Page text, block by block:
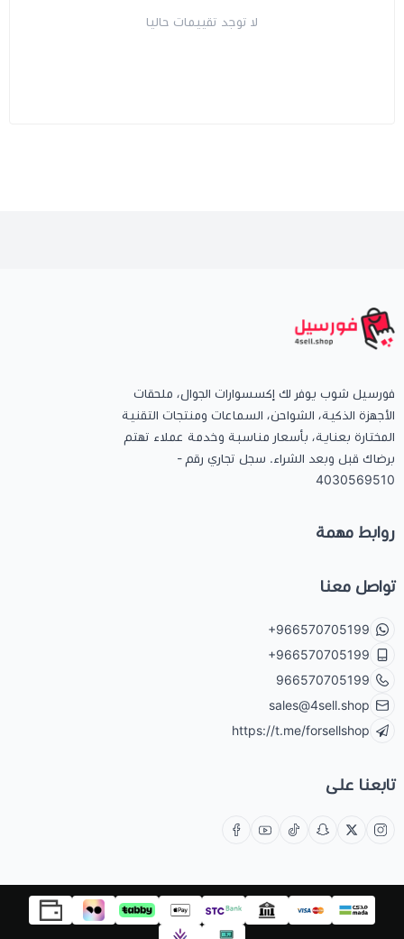
لا توجد تقييمات حاليا
فورسيل شوب يوفر لك إكسسوارات الجوال، ملحقات
الأجهزة الذكية، الشواحن، السماعات ومنتجات التقنية
المختارة بعناية، بأسعار مناسبة وخدمة عملاء تهتم
برضاك قبل وبعد الشراء. سجل تجاري رقم -
4030569510
روابط مهمة
تواصل معنا
+966570705199
+966570705199
966570705199
sales@4sell.shop
https://t.me/forsellshop
تابعنا على